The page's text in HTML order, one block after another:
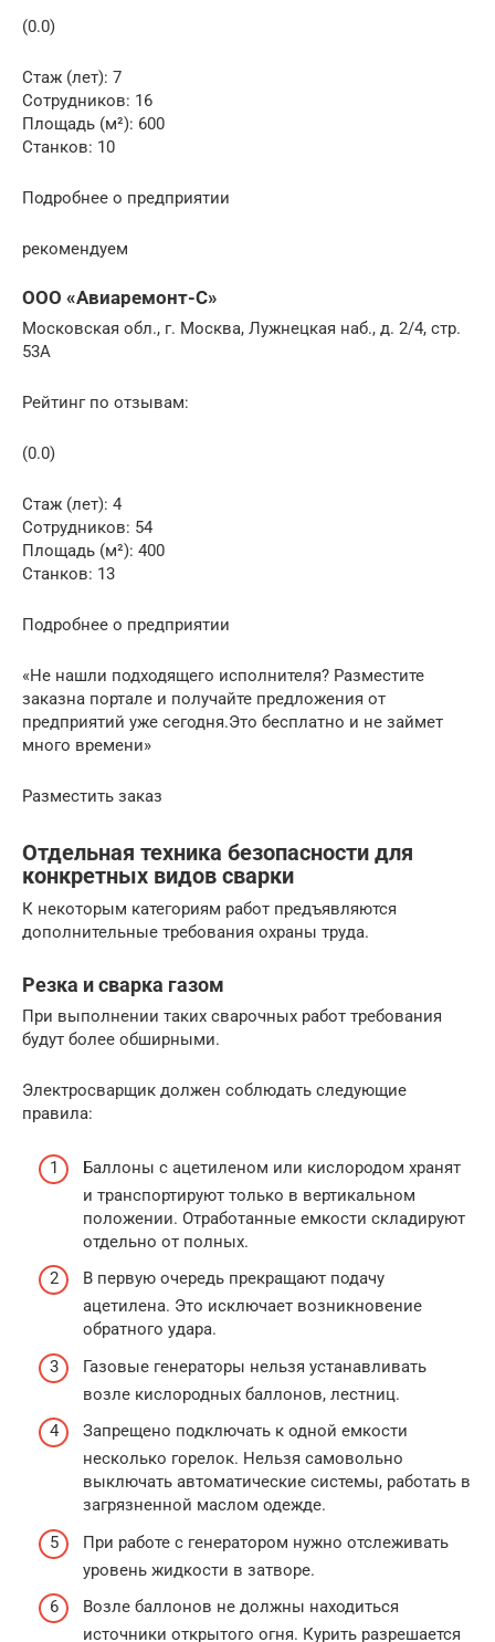
(0.0)
Стаж (лет): 7
Сотрудников: 16
Площадь (м²): 600
Станков: 10
Подробнее о предприятии
рекомендуем
ООО «Авиаремонт-С»
Московская обл., г. Москва, Лужнецкая наб., д. 2/4, стр.
53А
Рейтинг по отзывам:
(0.0)
Стаж (лет): 4
Сотрудников: 54
Площадь (м²): 400
Станков: 13
Подробнее о предприятии
«Не нашли подходящего исполнителя? Разместите
заказна портале и получайте предложения от
предприятий уже сегодня.Это бесплатно и не займет
много времени»
Разместить заказ
Отдельная техника безопасности для
конкретных видов сварки
К некоторым категориям работ предъявляются
дополнительные требования охраны труда.
Резка и сварка газом
При выполнении таких сварочных работ требования
будут более обширными.
Электросварщик должен соблюдать следующие
правила:
Баллоны с ацетиленом или кислородом хранят
и транспортируют только в вертикальном
положении. Отработанные емкости складируют
отдельно от полных.
В первую очередь прекращают подачу
ацетилена. Это исключает возникновение
обратного удара.
Газовые генераторы нельзя устанавливать
возле кислородных баллонов, лестниц.
Запрещено подключать к одной емкости
несколько горелок. Нельзя самовольно
выключать автоматические системы, работать в
загрязненной маслом одежде.
При работе с генератором нужно отслеживать
уровень жидкости в затворе.
Возле баллонов не должны находиться
источники открытого огня. Курить разрешается